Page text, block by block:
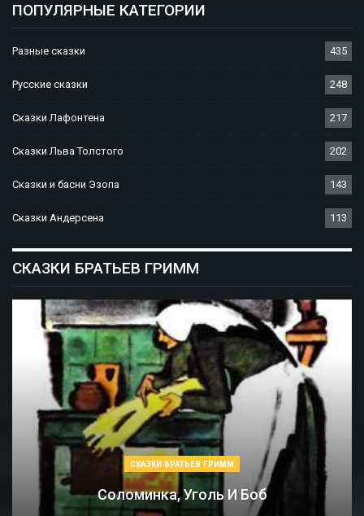
ПОПУЛЯРНЫЕ КАТЕГОРИИ
Разные сказки 435
Русские сказки 248
Сказки Лафонтена 217
Сказки Льва Толстого 202
Сказки и басни Эзопа 143
Сказки Андерсена 113
СКАЗКИ БРАТЬЕВ ГРИММ
СКАЗКИ БРАТЬЕВ ГРИММ
Соломинка, Уголь И Боб